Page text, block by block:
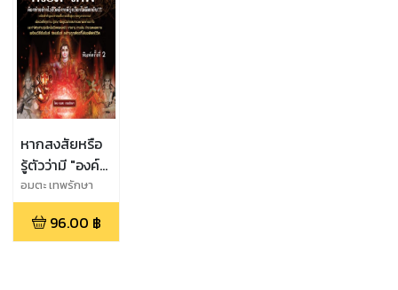
หากสงสัยหรือ
รู้ตัวว่ามี "องค์"
หรือมี "เทพ"
ต้องทำอย่างไร
ชีวิตถึงจะดี
อมตะ เทพรักษา
96.00 ฿